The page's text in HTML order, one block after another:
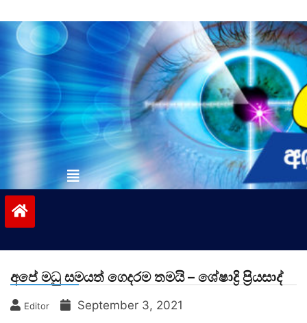
to
contentvinivida.lk
අපේ මධු සමයත් ගෙදරම තමයි – ශේෂාද්‍රි ප්‍රියසාද්
Editor September 3, 2021